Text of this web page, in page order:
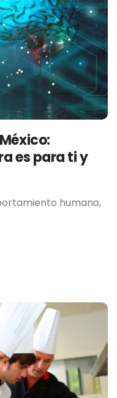
es para ti y
humano,